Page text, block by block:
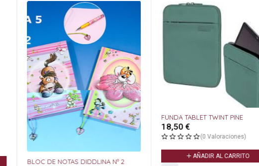
BLOC DE NOTAS DIDDLINA Nº 2
FUNDA TABLET TWINT PINE
18,50 €
(0 Valoraciones)
AÑADIR AL CARRITO